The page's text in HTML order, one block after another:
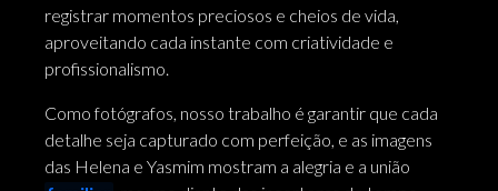
registrar momentos preciosos e cheios de vida,
aproveitando cada instante com criatividade e
profissionalismo.
Como fotógrafos, nosso trabalho é garantir que cada
detalhe seja capturado com perfeição, e as imagens
das Helena e Yasmim mostram a alegria e a união